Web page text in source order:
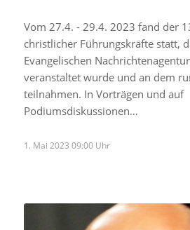
Vom 27.4. - 29.4. 2023 fand der
christlicher Führungskräfte statt,
Evangelischen
veranstaltet wurde und an dem
teilnahmen. In Vorträgen und auf
Podiumsdiskussionen…
1. Mai 2023 09:00 Uhr